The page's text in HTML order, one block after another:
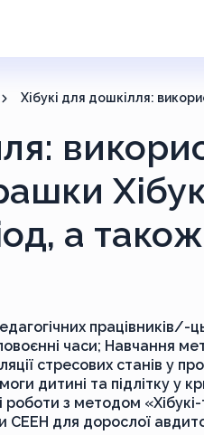
а також
працівників/-
часи; Навчання
стресових станів у
дитині та підлітку у
роботи з методом
для дорослої